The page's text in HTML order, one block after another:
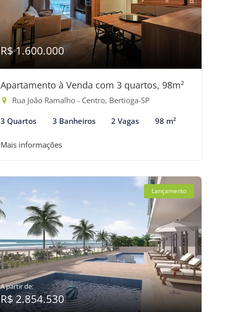
R$ 1.600.000
Apartamento à Venda com 3 quartos, 98m²
Rua João Ramalho - Centro, Bertioga-SP
3 Quartos 3 Banheiros 2 Vagas 98 m²
Mais informações
Lançamento
A partir de:
R$ 2.854.530